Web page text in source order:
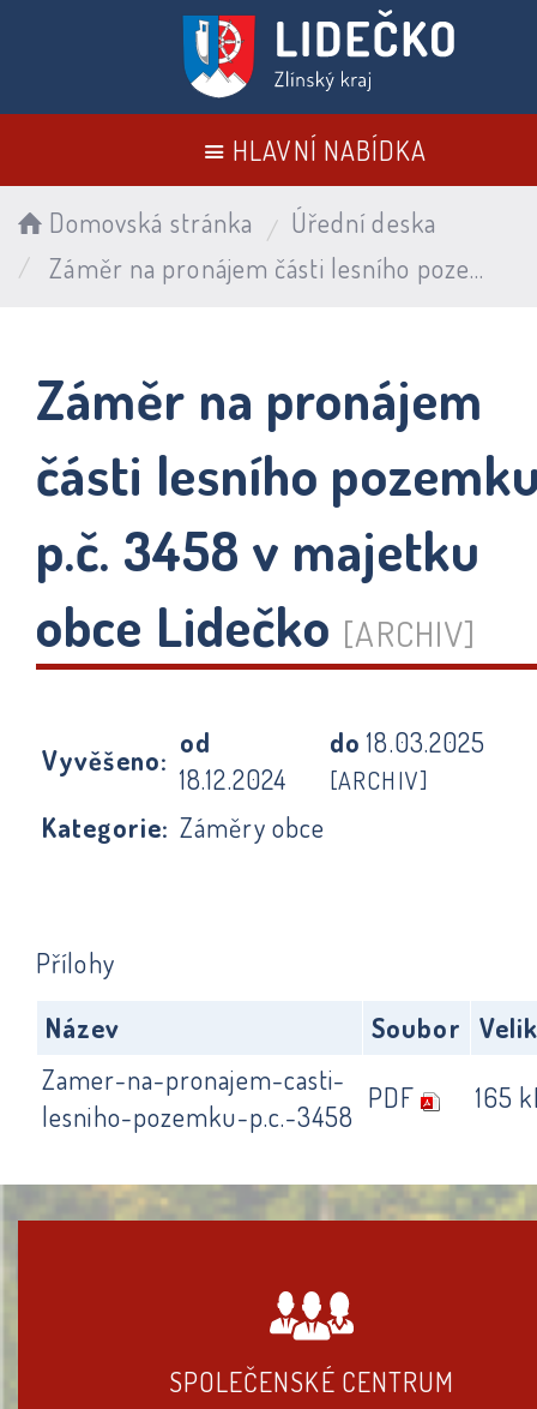
HLAVNÍ NABÍDKA
Domovská stránka
Úřední deska
Záměr na pronájem části lesního pozemku p.č. 3458 v majetku obce Lidečko
Záměr na pronájem
části lesního
p.č. 3458 v majetku
obce Lidečko [ARCHIV]
Vyvěšeno:
od
18.12.2024
do18.03.2025
[ARCHIV]
Kategorie: Záměry obce
Přílohy
Název
Soubor
Zamer-na-pronajem-casti-
lesniho-pozemku-p.c.-3458
PDF 165
SPOLEČENSKÉ CENTRUM